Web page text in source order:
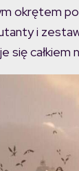
okrętem
i
się całkiem